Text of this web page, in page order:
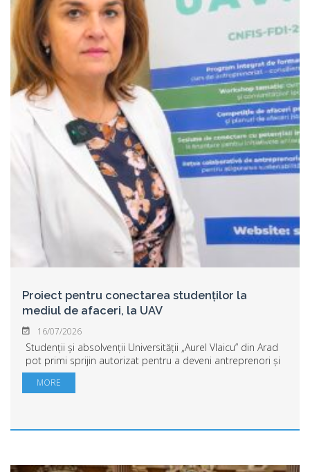
Proiect pentru conectarea studenților la
mediul de afaceri, la UAV
16/07/2026
Studenții și absolvenții Universității „Aurel Vlaicu” din Arad
pot primi sprijin autorizat pentru a deveni antreprenori și
a dezvolta afaceri de succes. Universitatea de stat
arădeană a câștigat un pr...
MORE